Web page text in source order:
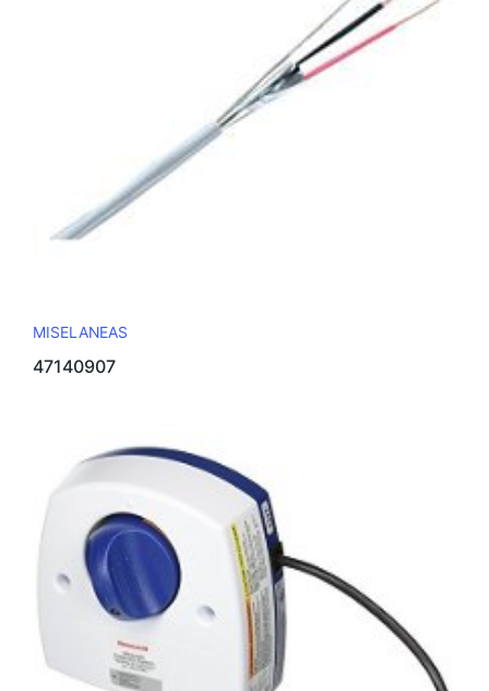
MISELANEAS
47140907